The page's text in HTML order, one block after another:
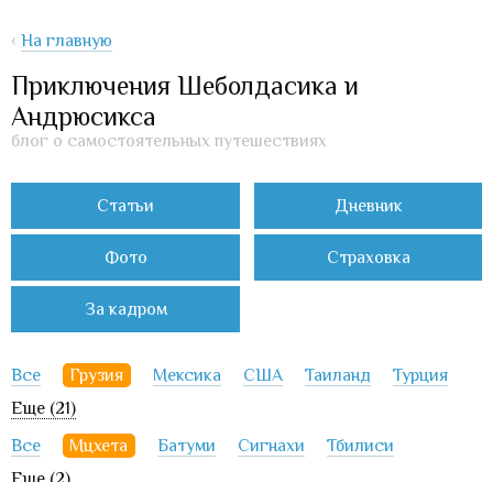
‹ На главную
Приключения Шеболдасика и
Андрюсикса
блог о самостоятельных путешествиях
Статьи Дневник
Фото Страховка
За кадром
Все Грузия Мексика США Таиланд
Турция
Еще (21)
Все
Мцхета Батуми Сигнахи
Тбилиси